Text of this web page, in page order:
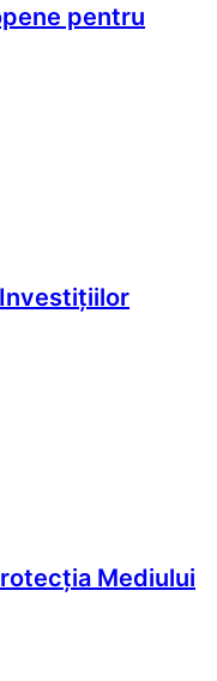
pentru
Mediului